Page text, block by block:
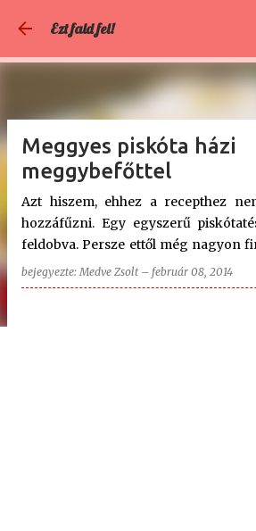
Ezt fald fel!
Meggyes piskóta házi
meggybefőttel
Azt hiszem, ehhez a recepthez
hozzáfűzni. Egy egyszerű
feldobva. Persze ettől még nagyon
nagyon szeretjük a feleségemmel.
perc Elkészítés: 20 perc
bejegyezte:Medve Zsolt – február 08, 2014